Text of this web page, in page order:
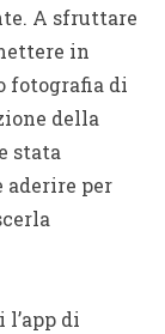
A sfruttare
in
fotografia di
della
stata
aderire per
l’app di